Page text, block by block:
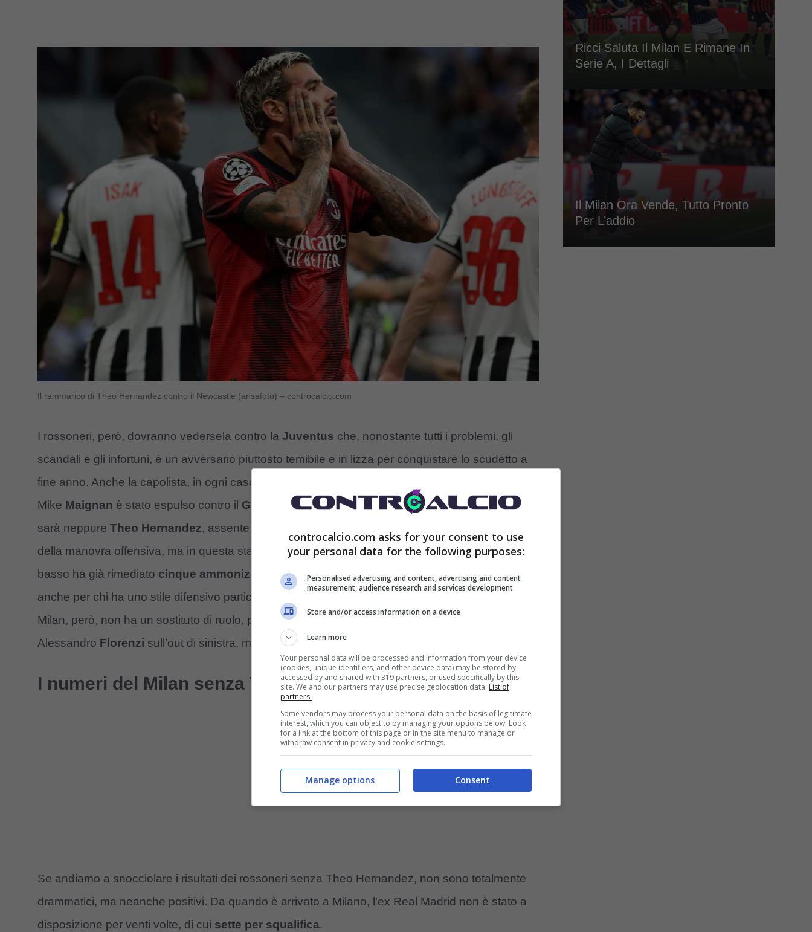
Il rammarico di Theo Hernandez contro il Newcastle (ansafoto) – controcalcio.com
I rossoneri, però, dovranno vedersela contro la Juventus che, nonostante tutti i problemi, gli
scandali e gli infortuni, è un avversario piuttosto temibile e in lizza per conquistare lo scudetto a
fine anno. Anche la capolista, in ogni caso, deve fare i conti con assenze decisamente pesanti.
Mike Maignan è stato espulso contro il Genoa
e nel big match contro la Vecchia Signora non ci
sarà neppure Theo Hernandez, assente per squalifica. Il terzino sinistro è un fulcro del gioco e
della manovra offensiva, ma in questa stagione ha qualche problema disciplinare. Il laterale
basso ha già rimediato cinque ammonizioni in sette partite di campionato. Sono un po’ troppe,
anche per chi ha uno stile difensivo particolarmente intenso e aggressivo come il francese. Il
Milan, però, non ha un sostituto di ruolo, probabilmente sarà adattato ancora una volta
Alessandro Florenzi sull’out di sinistra, ma non è esattamente la stessa cosa.
I numeri del Milan senza Theo Hernandez
Se andiamo a snocciolare i risultati dei rossoneri senza Theo Hernandez, non sono totalmente
drammatici, ma neanche positivi. Da quando è arrivato a Milano, l’ex Real Madrid non è stato a
disposizione per venti volte, di cui sette per squalifica.
Ricci Saluta Il Milan E Rimane In
Serie A, I Dettagli
Il Milan Ora Vende, Tutto Pronto
Per L’addio
controcalcio.com asks for your consent to use
your personal data for the following purposes:
Personalised advertising and content, advertising and content
measurement, audience research and services development
Store and/or access information on a device
Learn more
Your personal data will be processed and information from your device
(cookies, unique identifiers, and other device data) may be stored by,
accessed by and shared with 319 partners, or used specifically by this
site. We and our partners may use precise geolocation data. List of
partners.
Some vendors may process your personal data on the basis of legitimate
interest, which you can object to by managing your options below. Look
for a link at the bottom of this page or in the site menu to manage or
withdraw consent in privacy and cookie settings.
Consent
Manage options